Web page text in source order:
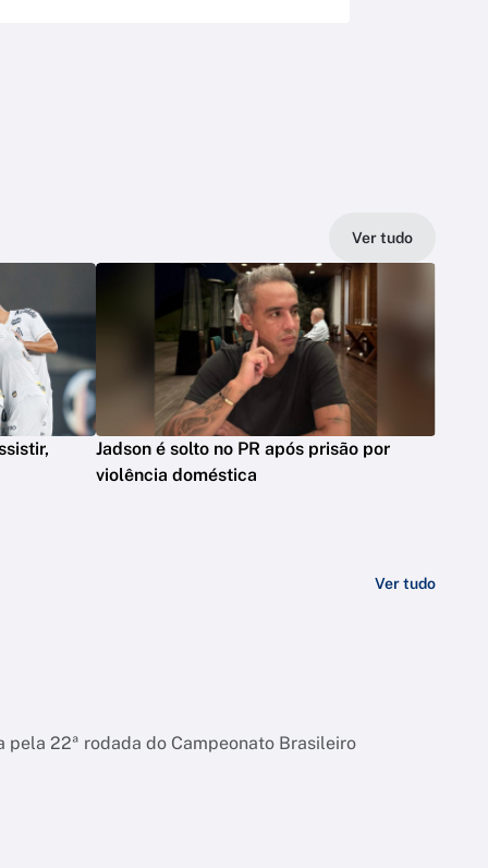
Ver tudo
Jadson é solto no PR após prisão por
violência doméstica
Ver tudo
22ª rodada do Campeonato Brasileiro